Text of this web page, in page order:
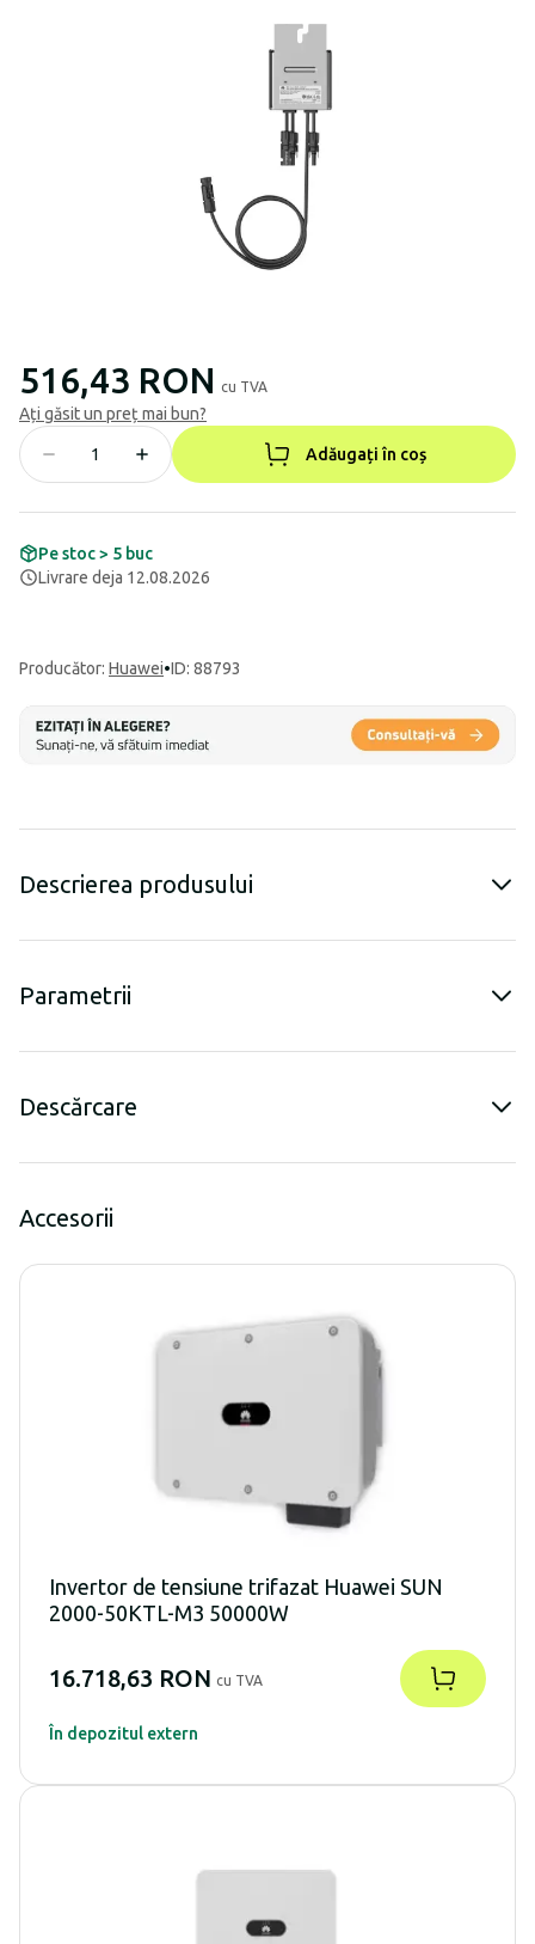
516,43 RON cu TVA
Ați găsit un preț mai bun?
Adăugați în coș
Pe stoc > 5 buc
Livrare deja 12.08.2026
Producător: Huawei•ID: 88793
Descrierea produsului
Parametrii
Descărcare
Accesorii
Invertor de tensiune trifazat Huawei SUN
2000-50KTL-M3 50000W
16.718,63 RON cu TVA
În depozitul extern